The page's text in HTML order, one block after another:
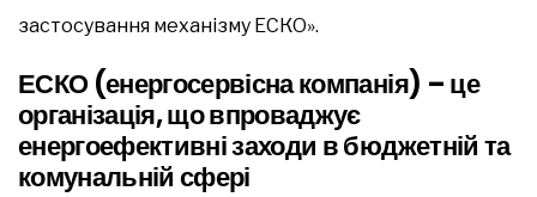
застосування механізму ЕСКО».
ЕСКО (енергосервісна компанія) – це
організація, що впроваджує
енергоефективні заходи в бюджетній та
комунальній сфері